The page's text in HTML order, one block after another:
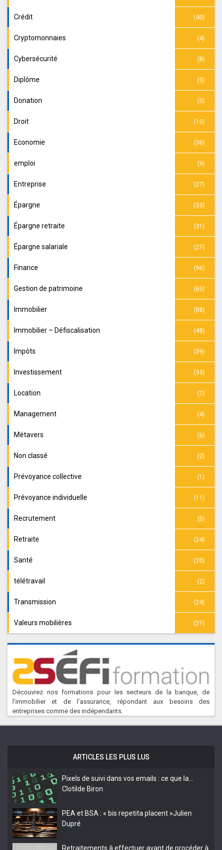
Crédit (40)
Cryptomonnaies (4)
Cybersécurité (8)
Diplôme (3)
Donation (5)
Droit (10)
Economie (38)
emploi (9)
Entreprise (27)
Épargne (33)
Épargne retraite (31)
Épargne salariale (27)
Finance (96)
Gestion de patrimoine (65)
Immobilier (88)
Immobilier – Défiscalisation (48)
Impôts (39)
Investissement (33)
Location (7)
Management (4)
Métavers (6)
Non classé (2)
Prévoyance collective (1)
Prévoyance individuelle (11)
Recrutement (5)
Retraite (24)
Santé (20)
télétravail (2)
Transmission (24)
Valeurs mobilières (31)
Découvrez nos formations pour les secteurs de la banque, de
l’immobilier et de l’assurance, répondant aux besoins des
entreprises comme des indépendants.
ARTICLES LES PLUS LUS
Pixels de suivi dans vos emails : ce que la…
Clotilde Biron
PEA et BSA : « bis repetita placent »Julien
Dupré
Retraitements à effectuer avant de procéder à